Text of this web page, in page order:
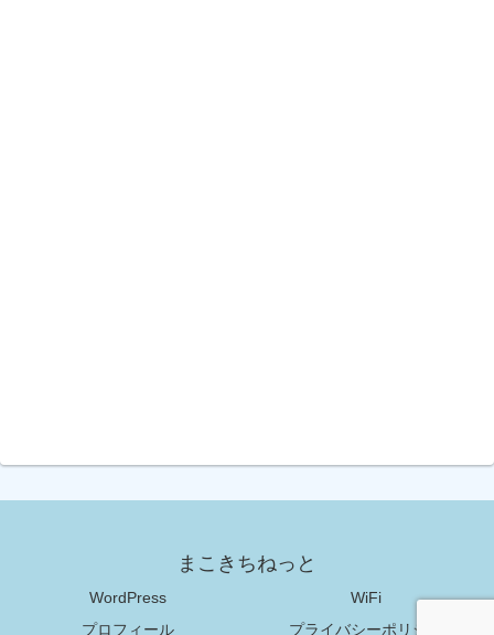
まこきちねっと
WordPress
WiFi
プロフィール
プライバシーポリシー